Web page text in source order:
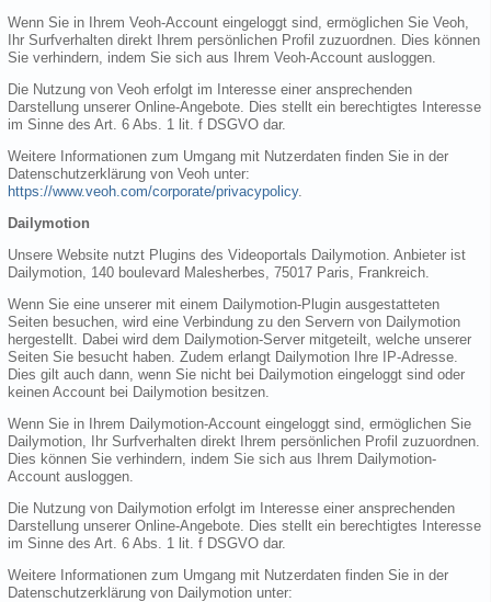
Wenn Sie in Ihrem Veoh-Account eingeloggt sind, ermöglichen Sie Veoh,
Ihr Surfverhalten direkt Ihrem persönlichen Profil zuzuordnen. Dies können
Sie verhindern, indem Sie sich aus Ihrem Veoh-Account ausloggen.
Die Nutzung von Veoh erfolgt im Interesse einer ansprechenden
Darstellung unserer Online-Angebote. Dies stellt ein berechtigtes Interesse
im Sinne des Art. 6 Abs. 1 lit. f DSGVO dar.
Weitere Informationen zum Umgang mit Nutzerdaten finden Sie in der
Datenschutzerklärung von Veoh unter:
https://www.veoh.com/corporate/privacypolicy.
Dailymotion
Unsere Website nutzt Plugins des Videoportals Dailymotion. Anbieter ist
Dailymotion, 140 boulevard Malesherbes, 75017 Paris, Frankreich.
Wenn Sie eine unserer mit einem Dailymotion-Plugin ausgestatteten
Seiten besuchen, wird eine Verbindung zu den Servern von Dailymotion
hergestellt. Dabei wird dem Dailymotion-Server mitgeteilt, welche unserer
Seiten Sie besucht haben. Zudem erlangt Dailymotion Ihre IP-Adresse.
Dies gilt auch dann, wenn Sie nicht bei Dailymotion eingeloggt sind oder
keinen Account bei Dailymotion besitzen.
Wenn Sie in Ihrem Dailymotion-Account eingeloggt sind, ermöglichen Sie
Dailymotion, Ihr Surfverhalten direkt Ihrem persönlichen Profil zuzuordnen.
Dies können Sie verhindern, indem Sie sich aus Ihrem Dailymotion-
Account ausloggen.
Die Nutzung von Dailymotion erfolgt im Interesse einer ansprechenden
Darstellung unserer Online-Angebote. Dies stellt ein berechtigtes Interesse
im Sinne des Art. 6 Abs. 1 lit. f DSGVO dar.
Weitere Informationen zum Umgang mit Nutzerdaten finden Sie in der
Datenschutzerklärung von Dailymotion unter: